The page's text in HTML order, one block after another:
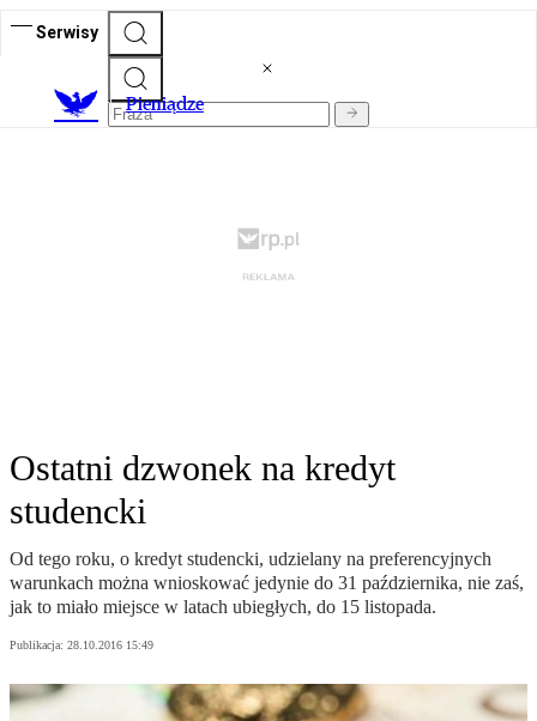
Serwisy
Pieniądze
Ostatni dzwonek na kredyt
studencki
Od tego roku, o kredyt studencki, udzielany na preferencyjnych
warunkach można wnioskować jedynie do 31 października, nie zaś,
jak to miało miejsce w latach ubiegłych, do 15 listopada.
Publikacja: 28.10.2016 15:49